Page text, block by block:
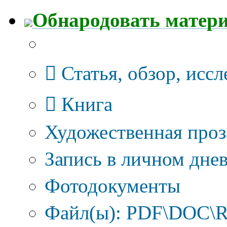
Обнародовать
Статья, обзор,
Книга
Художественная
Запись в личном
Фотодокументы
Файл(ы):